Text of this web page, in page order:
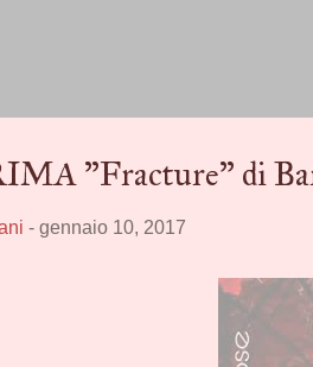
"Fracture" di
- gennaio 10, 2017